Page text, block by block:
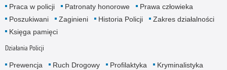
Praca w policji
Patronaty honorowe
Prawa człowieka
Poszukiwani
Zaginieni Historia Policji
Zakres działalności
Księga pamięci
Działania Policji
Prewencja Ruch Drogowy Profilaktyka
Kryminalistyka